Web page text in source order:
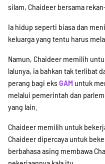
silam, Chaideer bersama
Ia hidup seperti biasa dan
keluarga yang tentu harus
Namun, Chaideer memilih
lalunya, ia bahkan tak terlibat
perang bagi eksGAM untuk
melalui pemerintah dan
yang lain.
Chaideer memilih untuk
Chaideer dipercaya untuk
berbahasa asing membawa